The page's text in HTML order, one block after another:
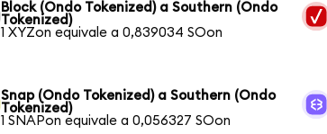
Block (Ondo Tokenized) a Southern (Ondo
Tokenized)
1 XYZon equivale a 0,839034 SOon
Snap (Ondo Tokenized) a Southern (Ondo
Tokenized)
1 SNAPon equivale a 0,056327 SOon